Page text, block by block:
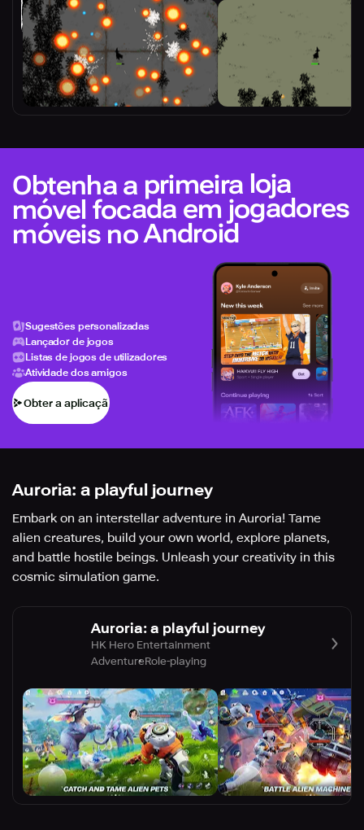
Obtenha a primeira loja
móvel focada em jogadores
móveis no Android
Sugestões personalizadas
Lançador de jogos
Listas de jogos de utilizadores
Atividade dos amigos
Obter a aplicação
Auroria: a playful journey
Embark on an interstellar adventure in Auroria! Tame
alien creatures, build your own world, explore planets,
and battle hostile beings. Unleash your creativity in this
cosmic simulation game.
Auroria: a playful journey
HK Hero Entertainment
AdventureRole-playing